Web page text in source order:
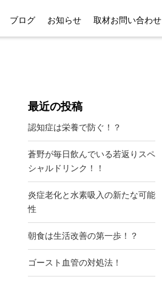
ブログ お知らせ 取材お問い合わせ
最近の投稿
認知症は栄養で防ぐ！？
蒼野が毎日飲んでいる若返りスペ
シャルドリンク！！
炎症老化と水素吸入の新たな可能
性
朝食は生活改善の第一歩！？
ゴースト血管の対処法！